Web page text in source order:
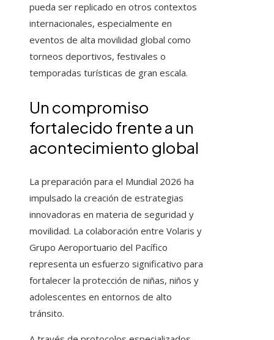
pueda ser replicado en otros contextos
internacionales, especialmente en
eventos de alta movilidad global como
torneos deportivos, festivales o
temporadas turísticas de gran escala.
Un compromiso
fortalecido frente a un
acontecimiento global
La preparación para el Mundial 2026 ha
impulsado la creación de estrategias
innovadoras en materia de seguridad y
movilidad. La colaboración entre Volaris y
Grupo Aeroportuario del Pacífico
representa un esfuerzo significativo para
fortalecer la protección de niñas, niños y
adolescentes en entornos de alto
tránsito.